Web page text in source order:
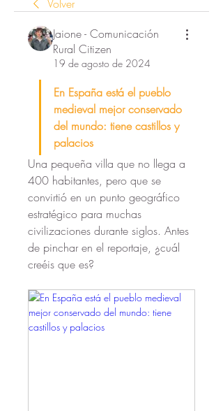
Volver
Jaione - Comunicación
Rural Citizen
19 de agosto de 2024
En España está el pueblo
medieval mejor conservado
del mundo: tiene castillos y
palacios
Una pequeña villa que no llega a
400 habitantes, pero que se
convirtió en un punto geográfico
estratégico para muchas
civilizaciones durante siglos. Antes
de pinchar en el reportaje, ¿cuál
creéis que es?